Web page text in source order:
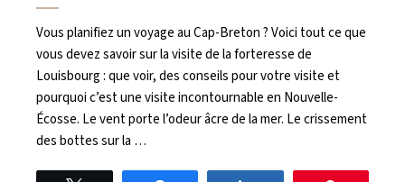
Vous planifiez un voyage au Cap-Breton ? Voici tout ce que
vous devez savoir sur la visite de la forteresse de
Louisbourg : que voir, des conseils pour votre visite et
pourquoi c’est une visite incontournable en Nouvelle-
Écosse. Le vent porte l’odeur âcre de la mer. Le crissement
des bottes sur la …